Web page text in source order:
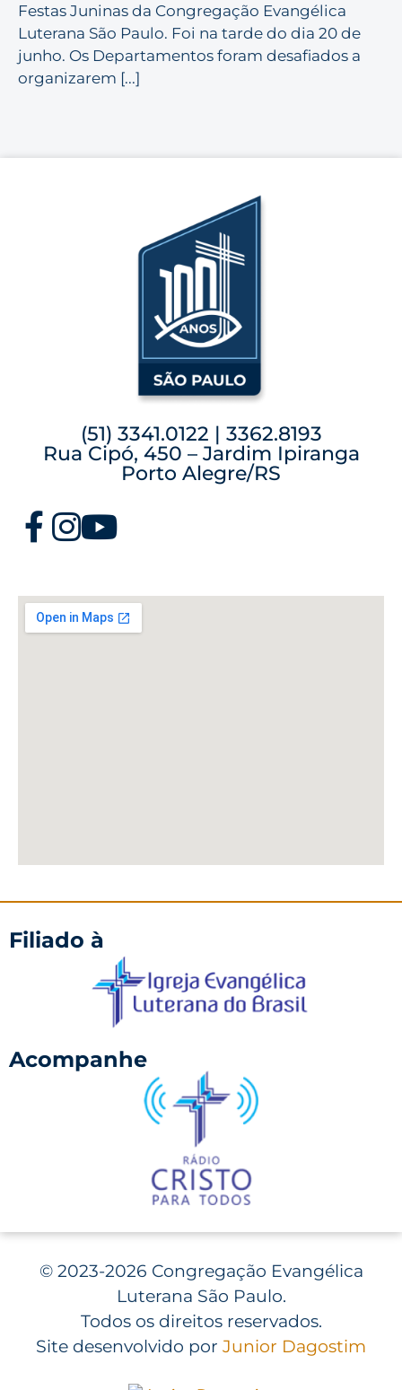
Festas Juninas da Congregação Evangélica
Luterana São Paulo. Foi na tarde do dia 20 de
junho. Os Departamentos foram desafiados a
organizarem [...]
(51) 3341.0122 | 3362.8193
Rua Cipó, 450 – Jardim Ipiranga
Porto Alegre/RS
Filiado à
Acompanhe
©2023-2026 Congregação Evangélica
Luterana São Paulo.
Todos os direitos reservados.
Site desenvolvido por Junior Dagostim